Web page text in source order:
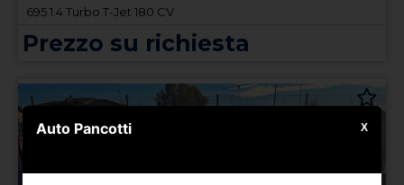
695 1.4 Turbo T-Jet 180 CV
Prezzo su richiesta
Auto Pancotti X